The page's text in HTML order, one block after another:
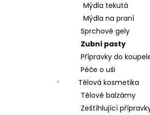
Mýdla tekutá
Mýdla na praní
Sprchové gely
Zubní pasty
Přípravky do
Péče o uši
Tělová kosmetika
Tělové balzámy
Zeštíhlující